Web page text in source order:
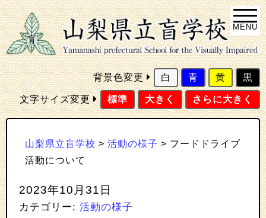
背景色変更 白 青 黄 黒
文字サイズ変更 標準 大きく さらに大きく
山梨県立盲学校 > 活動の様子 > フードドライブ
活動について
2023年10月31日
カテゴリー: 活動の様子
MENU